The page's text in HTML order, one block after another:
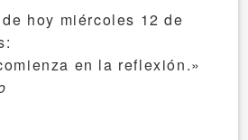
hoy miércoles 12 de
en la reflexión.»